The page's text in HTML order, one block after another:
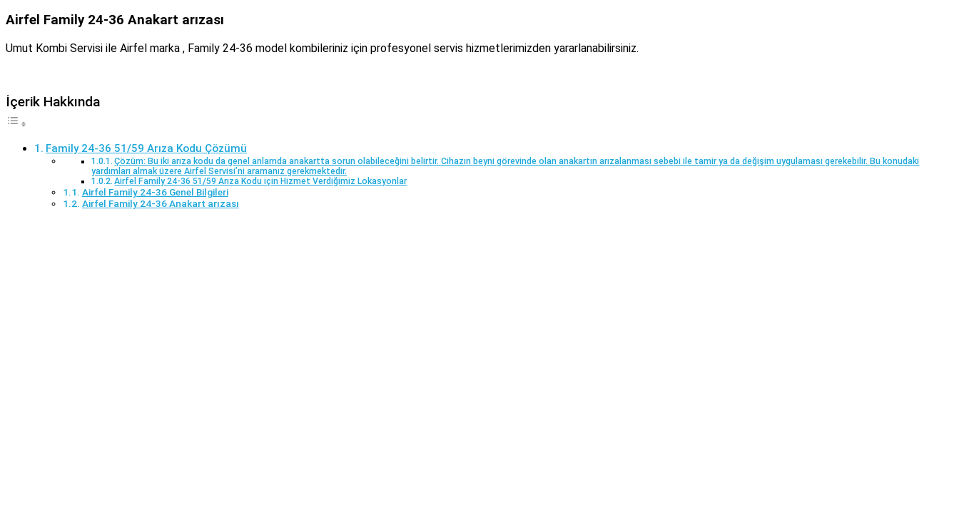
Airfel Family 24-36 Anakart arızası
Umut Kombi Servisi ile Airfel marka , Family 24-36 model kombileriniz için profesyonel servis hizmetlerimizden yararlanabilirsiniz.
İçerik Hakkında
Family 24-36 51/59 Arıza Kodu Çözümü
Çözüm: Bu iki arıza kodu da genel anlamda anakartta sorun olabileceğini belirtir. Cihazın beyni görevinde olan anakartın arızalanması sebebi ile tamir ya da değişim uygulaması gerekebilir. Bu konudaki
yardımları almak üzere Airfel Servisi’ni aramanız gerekmektedir.
Airfel Family 24-36 51/59 Arıza Kodu için Hizmet Verdiğimiz Lokasyonlar
Airfel Family 24-36 Genel Bilgileri
Airfel Family 24-36 Anakart arızası